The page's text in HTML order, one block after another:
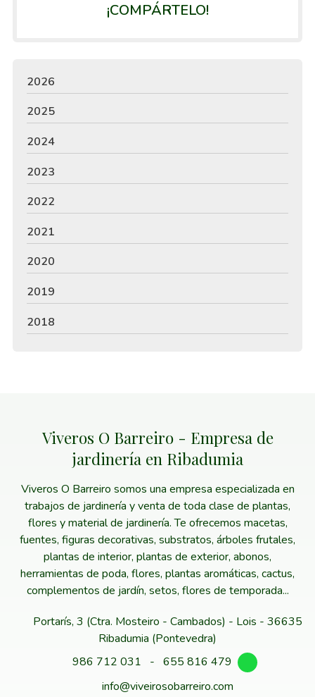
¡COMPÁRTELO!
2026
2025
2024
2023
2022
2021
2020
2019
2018
Viveros O Barreiro - Empresa de
jardinería en Ribadumia
Viveros O Barreiro somos una empresa especializada en
trabajos de jardinería y venta de toda clase de plantas,
flores y material de jardinería. Te ofrecemos macetas,
fuentes, figuras decorativas, substratos, árboles frutales,
plantas de interior, plantas de exterior, abonos,
herramientas de poda, flores, plantas aromáticas, cactus,
complementos de jardín, setos, flores de temporada...
Portarís, 3 (Ctra. Mosteiro - Cambados) - Lois - 36635
Ribadumia (Pontevedra)
986 712 031
- 655 816 479
info@viveirosobarreiro.com